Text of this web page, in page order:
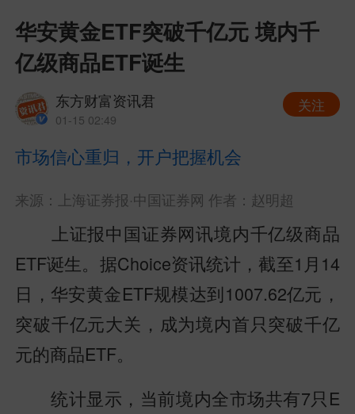
华安黄金ETF突破千亿元 境内千
亿级商品ETF诞生
东方财富资讯君
01-15 02:49
关注
市场信心重归，开户把握机会
来源：上海证券报·中国证券网 作者：赵明超
上证报中国证券网讯境内千亿级商品
ETF诞生。据Choice资讯统计，截至1月14
日，华安黄金ETF规模达到1007.62亿元，
突破千亿元大关，成为境内首只突破千亿
元的商品ETF。
统计显示，当前境内全市场共有7只E